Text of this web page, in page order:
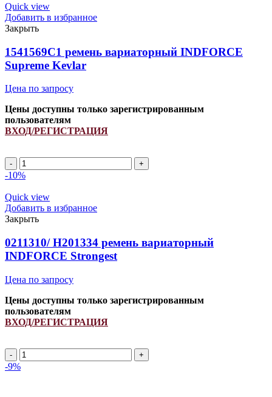
Quick view
Добавить в избранное
Закрыть
1541569С1 ремень вариаторный INDFORCE
Supreme Kevlar
Цена по запросу
Цены доступны только зарегистрированным
пользователям
ВХОД/РЕГИСТРАЦИЯ
Количество
товара
ремень
вариаторный
INDFORCE
Supreme
Kevlar
-10%
Quick view
Добавить в избранное
Закрыть
0211310/ H201334 ремень вариаторный
INDFORCE Strongest
Цена по запросу
Цены доступны только зарегистрированным
пользователям
ВХОД/РЕГИСТРАЦИЯ
Количество
товара
-9%